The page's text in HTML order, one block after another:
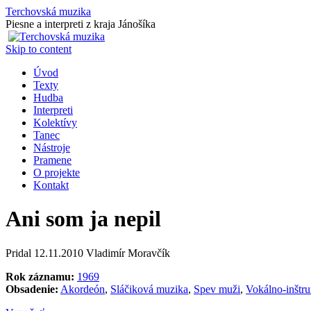
Terchovská muzika
Piesne a interpreti z kraja Jánošíka
Skip to content
Úvod
Texty
Hudba
Interpreti
Kolektívy
Tanec
Nástroje
Pramene
O projekte
Kontakt
Ani som ja nepil
Pridal 12.11.2010 Vladimír Moravčík
Rok záznamu: 1969
Obsadenie: Akordeón, Sláčiková muzika, Spev muži, Vokálno-